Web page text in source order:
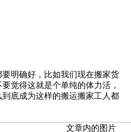
明确好，比如我们现在搬家货
要觉得这就是个单纯的体力活，
底成为这样的搬运搬家工人都